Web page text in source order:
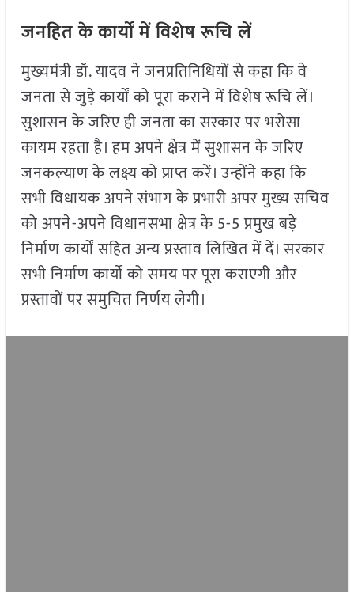
जनहित के कार्यों में विशेष रूचि लें
मुख्यमंत्री डॉ. यादव ने जनप्रतिनिधियों से कहा कि वे
जनता से जुड़े कार्यों को पूरा कराने में विशेष रूचि लें।
सुशासन के जरिए ही जनता का सरकार पर भरोसा
कायम रहता है। हम अपने क्षेत्र में सुशासन के जरिए
जनकल्याण के लक्ष्य को प्राप्त करें। उन्होंने कहा कि
सभी विधायक अपने संभाग के प्रभारी अपर मुख्य सचिव
को अपने-अपने विधानसभा क्षेत्र के 5-5 प्रमुख बड़े
निर्माण कार्यों सहित अन्य प्रस्ताव लिखित में दें। सरकार
सभी निर्माण कार्यों को समय पर पूरा कराएगी और
प्रस्तावों पर समुचित निर्णय लेगी।